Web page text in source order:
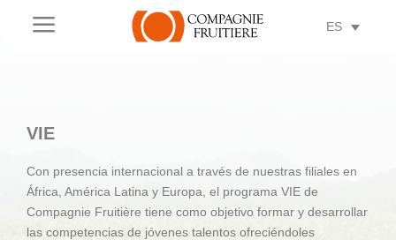
a ES
VIE
Con presencia internacional a través de nuestras filiales en
África, América Latina y Europa, el programa VIE de
Compagnie Fruitière tiene como objetivo formar y desarrollar
las competencias de jóvenes talentos ofreciéndoles